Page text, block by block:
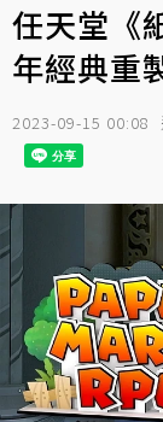
任天堂《
年經典重
2023-09-15 00:08